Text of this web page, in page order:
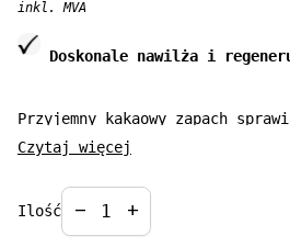
inkl. MVA
Doskonale nawilża i
Przyjemny kakaowy zapach
to rozkosz dla zmysłów oraz
na skórę lub łączenia z innymi
kakaowe zalecane jest do
skóry suchej, odwodnionej,
Czytaj więcej
Ilość
Decrease quantity for
remove
Increase
add